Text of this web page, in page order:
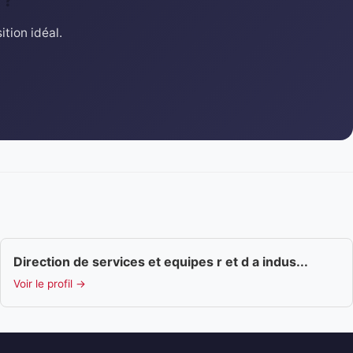
idéal.
Direction de services et equipes r et d a indus...
Voir le profil →